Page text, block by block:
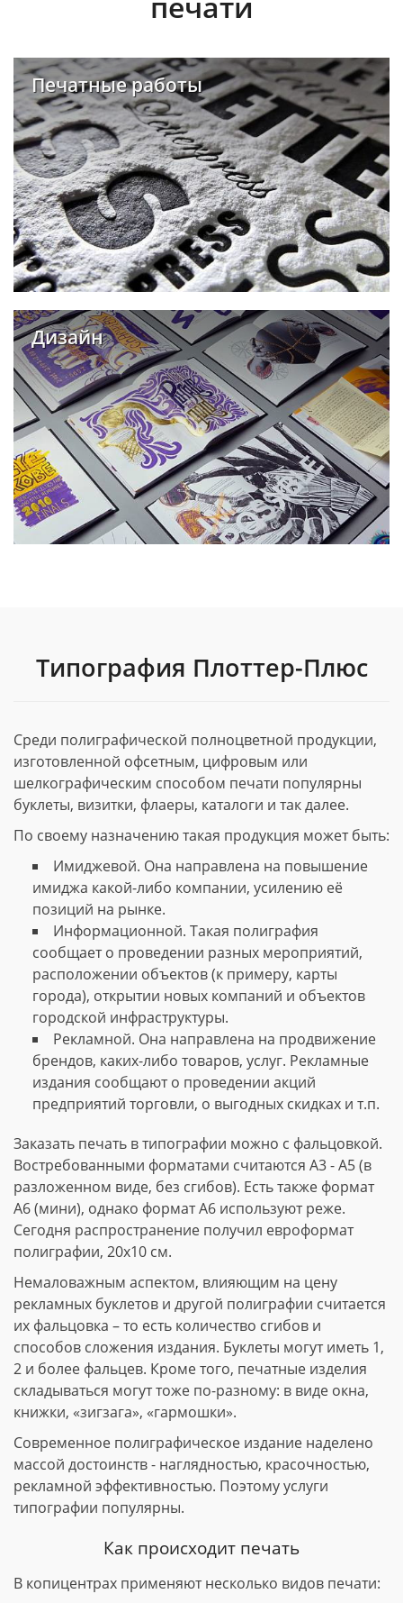
Печатные работы
Дизайн
Типография Плоттер-Плюс
Среди полиграфической полноцветной продукции,
изготовленной офсетным, цифровым или
шелкографическим способом печати популярны
буклеты, визитки, флаеры, каталоги и так далее.
По своему назначению такая продукция может быть:
Имиджевой. Она направлена на повышение
имиджа какой-либо компании, усилению её
позиций на рынке.
Информационной. Такая полиграфия
сообщает о проведении разных мероприятий,
расположении объектов (к примеру, карты
города), открытии новых компаний и объектов
городской инфраструктуры.
Рекламной. Она направлена на продвижение
брендов, каких-либо товаров, услуг. Рекламные
издания сообщают о проведении акций
предприятий торговли, о выгодных скидках и т.п.
Заказать печать в типографии можно с фальцовкой.
Востребованными форматами считаются А3 - А5 (в
разложенном виде, без сгибов). Есть также формат
А6 (мини), однако формат А6 используют реже.
Сегодня распространение получил евроформат
полиграфии, 20х10 см.
Немаловажным аспектом, влияющим на цену
рекламных буклетов и другой полиграфии считается
их фальцовка – то есть количество сгибов и
способов сложения издания. Буклеты могут иметь 1,
2 и более фальцев. Кроме того, печатные изделия
складываться могут тоже по-разному: в виде окна,
книжки, «зигзага», «гармошки».
Современное полиграфическое издание наделено
массой достоинств - наглядностью, красочностью,
рекламной эффективностью. Поэтому услуги
типографии популярны.
Как происходит печать
В копицентрах применяют несколько видов печати: